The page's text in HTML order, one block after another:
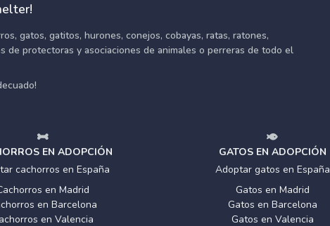
gatos, gatitos, hurones, conejos, cobayas, ratas, ratones,
de protectoras y asociaciones de animales o perreras de todo el
EN ADOPCIÓN
cachorros en España
en Madrid
en Barcelona
en Valencia
GATOS EN ADOPCIÓN
Adoptar gatos en España
Gatos en Madrid
Gatos en Barcelona
Gatos en Valencia